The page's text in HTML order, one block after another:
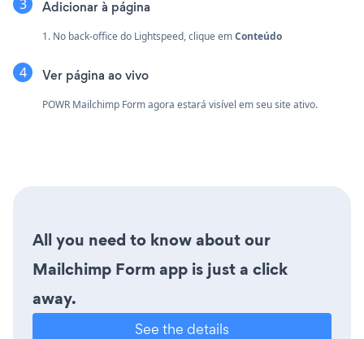
Adicionar à página
1. No back-office do Lightspeed, clique emConteúdo
Ver página ao vivo
POWR Mailchimp Form agora estará visível em seu site ativo.
All you need to know about our
Mailchimp Form app is just a click
away.
See the details